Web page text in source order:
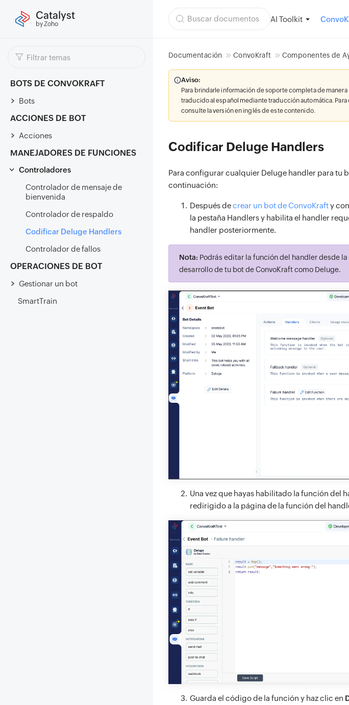
Catalyst
by Zoho
AI Toolkit
BOTS DE CONVOKRAFT
Bots
ACCIONES DE BOT
Acciones
MANEJADORES DE FUNCIONES
Controladores
Controlador de mensaje de
bienvenida
Controlador de respaldo
Codificar Deluge Handlers
Controlador de fallos
OPERACIONES DE BOT
Gestionar un bot
SmartTrain
Documentación ConvoKraft Componentes de
Aviso:
Para brindarle información de soporte completa de
traducido al español mediante traducción automática.
consulte la versión en inglés de este contenido.
Codificar Deluge Handlers
Para configurar cualquier Deluge handler para tu
continuación:
Después decrear un bot de ConvoKrafty
la pestaña Handlers y habilita el handler
handler posteriormente.
Nota: Podrás editar la función del handler desde
desarrollo de tu bot de ConvoKraft como Deluge.
Una vez que hayas habilitado la función del
redirigido a la página de la función del
Guarda el código de la función y haz clic en